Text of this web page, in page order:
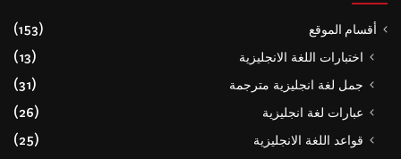
أقسام الموقع (153)
اختبارات اللغة الانجليزية
(13)
جمل لغة انجليزية مترجمة
(31)
عبارات لغة انجليزية
(26)
قواعد اللغة الانجليزية
(25)